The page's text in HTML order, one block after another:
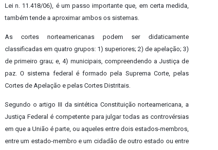
Lei n. 11.418/06), é um passo importante que, em certa medida,
também tende a aproximar ambos os sistemas.
As cortes norteamericanas podem ser didaticamente
classificadas em quatro grupos: 1) superiores; 2) de apelação; 3)
de primeiro grau; e, 4) municipais, compreendendo a Justiça de
paz. O sistema federal é formado pela Suprema Corte, pelas
Cortes de Apelação e pelas Cortes Distritais.
Segundo o artigo III da sintética Constituição norteamericana, a
Justiça Federal é competente para julgar todas as controvérsias
em que a União é parte, ou aqueles entre dois estados-membros,
entre um estado-membro e um cidadão de outro estado ou entre